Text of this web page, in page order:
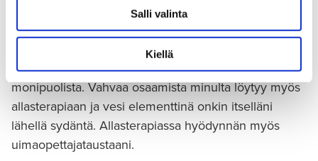
Salli valinta
Kiellä
Olen aikaisemmilta koulutuksilta myös uimaopettaja,
liikuntaneuvoja ja urheiluhieroja, ja pyrinkin
jokapäiväisessä työssäni hyödyntämään aikaisempaa
kokemustani ja näin tekemään kuntoutuksesta
monipuolista. Vahvaa osaamista minulta löytyy myös
allasterapiaan ja vesi elementtinä onkin itselläni
lähellä sydäntä. Allasterapiassa hyödynnän myös
uimaopettajataustaani.